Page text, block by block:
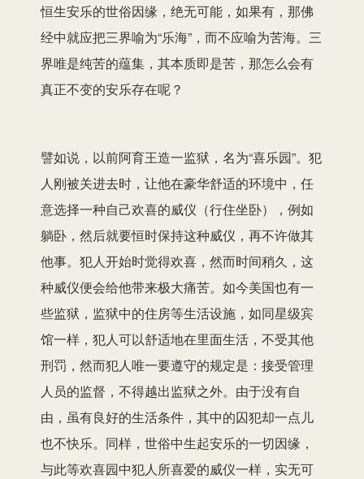
恒生安乐的世俗因缘，绝无可能，如果有，那佛
经中就应把三界喻为“乐海”，而不应喻为苦海。三
界唯是纯苦的蕴集，其本质即是苦，那怎么会有
真正不变的安乐存在呢？
譬如说，以前阿育王造一监狱，名为“喜乐园”。犯
人刚被关进去时，让他在豪华舒适的环境中，任
意选择一种自己欢喜的威仪（行住坐卧），例如
躺卧，然后就要恒时保持这种威仪，再不许做其
他事。犯人开始时觉得欢喜，然而时间稍久，这
种威仪便会给他带来极大痛苦。如今美国也有一
些监狱，监狱中的住房等生活设施，如同星级宾
馆一样，犯人可以舒适地在里面生活，不受其他
刑罚，然而犯人唯一要遵守的规定是：接受管理
人员的监督，不得越出监狱之外。由于没有自
由，虽有良好的生活条件，其中的囚犯却一点儿
也不快乐。同样，世俗中生起安乐的一切因缘，
与此等欢喜园中犯人所喜爱的威仪一样，实无可